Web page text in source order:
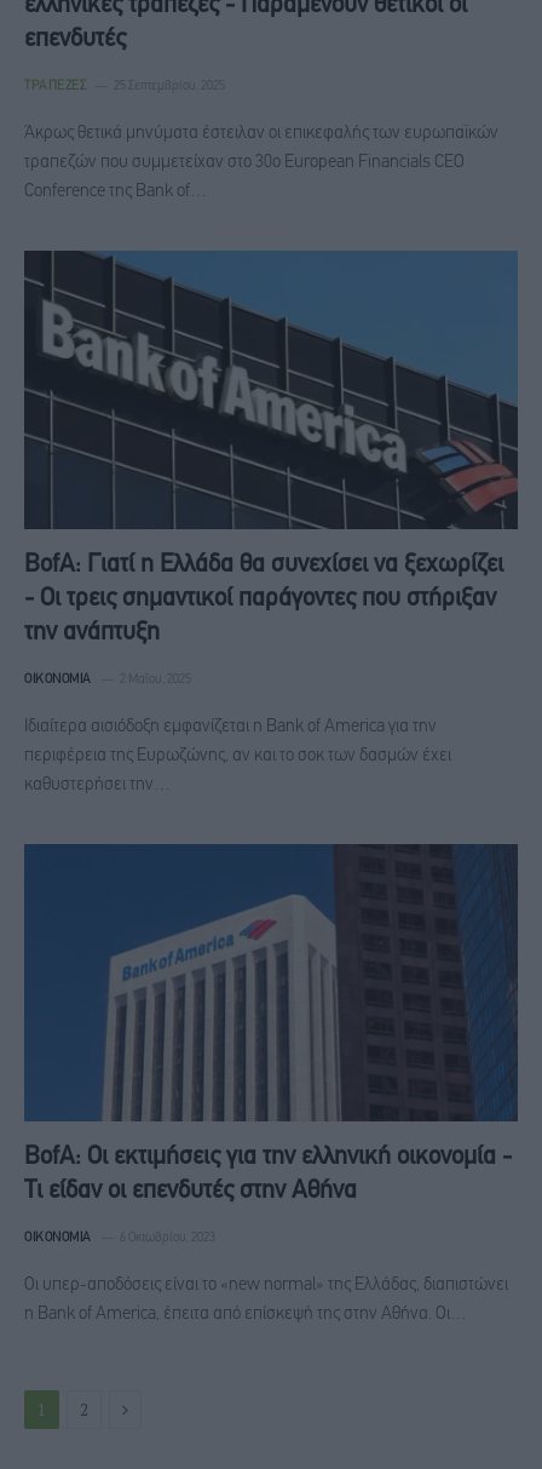
ελληνικές τράπεζες - Παραμένουν θετικοί οι
επενδυτές
ΤΡΆΠΕΖΕΣ 25 Σεπτεμβρίου, 2025
Άκρως θετικά μηνύματα έστειλαν οι επικεφαλής των ευρωπαϊκών
τραπεζών που συμμετείχαν στο 30ο European Financials CEO
Conference της Bank of…
BofA: Γιατί η Ελλάδα θα συνεχίσει να ξεχωρίζει
- Οι τρεις σημαντικοί παράγοντες που στήριξαν
την ανάπτυξη
ΟΙΚΟΝΟΜΊΑ 2 Μαΐου, 2025
Ιδιαίτερα αισιόδοξη εμφανίζεται η Bank of America για την
περιφέρεια της Ευρωζώνης, αν και το σοκ των δασμών έχει
καθυστερήσει την…
BofA: Oι εκτιμήσεις για την ελληνική οικονομία -
Τι είδαν οι επενδυτές στην Αθήνα
ΟΙΚΟΝΟΜΊΑ 6 Οκτωβρίου, 2023
Οι υπερ-αποδόσεις είναι το «new normal» της Ελλάδας, διαπιστώνει
η Bank of America, έπειτα από επίσκεψή της στην Αθήνα. Οι…
1 2 Next